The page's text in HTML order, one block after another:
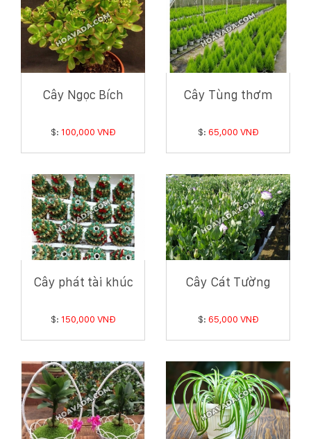
Cây Ngọc Bích
$: 100,000 VNĐ
Cây Tùng thơm
$: 65,000 VNĐ
Cây phát tài khúc
$: 150,000 VNĐ
Cây Cát Tường
$: 65,000 VNĐ